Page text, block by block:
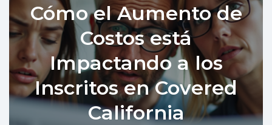
Cómo el Aumento de
Costos está
Impactando a los
Inscritos en Covered
California